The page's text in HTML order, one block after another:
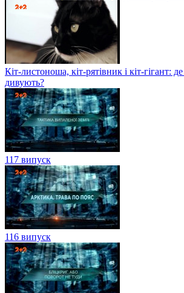
Кіт-листоноша, кіт-рятівник і кіт-гігант:
дивують?
117 випуск
116 випуск